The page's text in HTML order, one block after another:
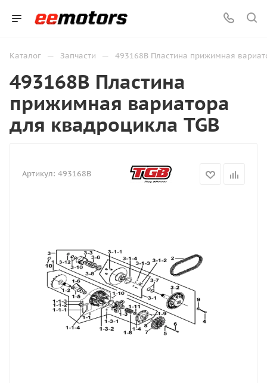
Каталог — Запчасти — 493168B Пластина прижимная
493168B Пластина
прижимная вариатора
для квадроцикла TGB
Артикул: 493168B